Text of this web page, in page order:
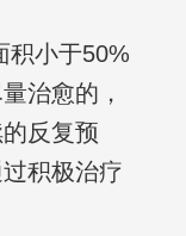
积小于50%
治愈的，
反复预
积极治疗